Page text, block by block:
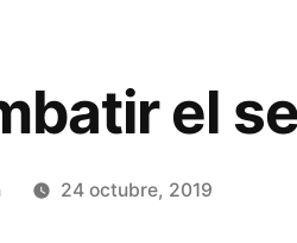
el
24 octubre, 2019